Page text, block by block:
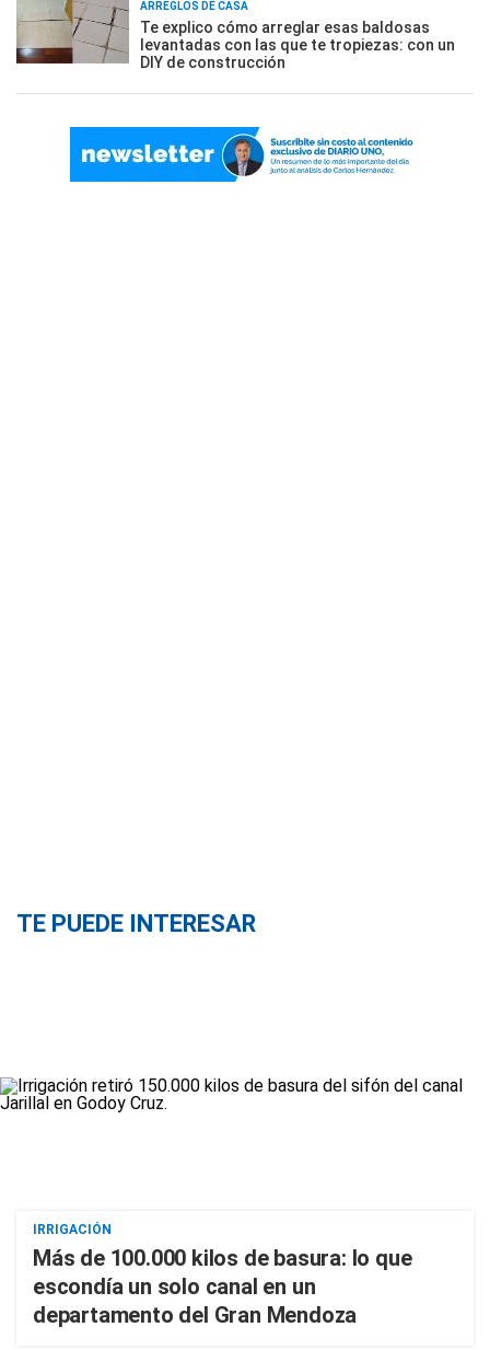
ARREGLOS DE CASA
Te explico cómo arreglar esas baldosas
levantadas con las que te tropiezas: con un
DIY de construcción
TE PUEDE INTERESAR
IRRIGACIÓN
Más de 100.000 kilos de basura: lo que
escondía un solo canal en un
departamento del Gran Mendoza